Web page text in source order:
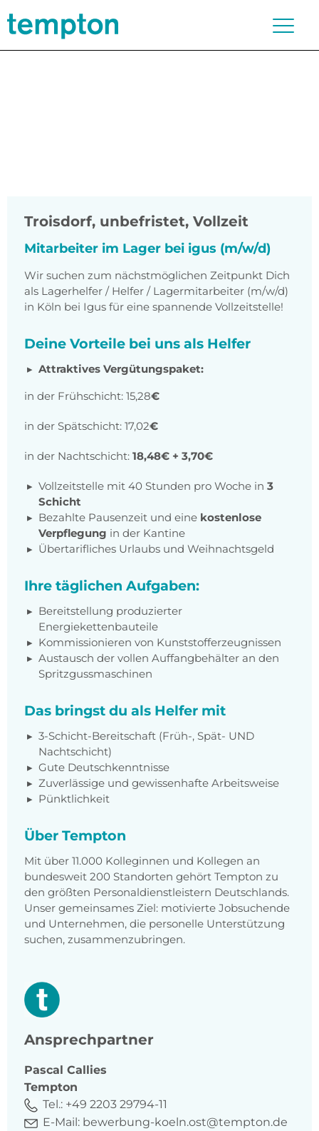
Troisdorf, unbefristet, Vollzeit
Mitarbeiter im Lager bei igus (m/w/d)
Wir suchen zum nächstmöglichen Zeitpunkt Dich
als Lagerhelfer / Helfer / Lagermitarbeiter (m/w/d)
in Köln bei Igus für eine spannende Vollzeitstelle!
Deine Vorteile bei uns als Helfer
Attraktives Vergütungspaket:
in der Frühschicht: 15,28€
in der Spätschicht: 17,02€
in der Nachtschicht: 18,48€ + 3,70€
Vollzeitstelle mit 40 Stunden pro Woche in 3
Schicht
Bezahlte Pausenzeit und eine kostenlose
Verpflegung in der Kantine
Übertarifliches Urlaubs und Weihnachtsgeld
Ihre täglichen Aufgaben:
Bereitstellung produzierter
Energiekettenbauteile
Kommissionieren von Kunststofferzeugnissen
Austausch der vollen Auffangbehälter an den
Spritzgussmaschinen
Das bringst du als Helfer mit
3-Schicht-Bereitschaft (Früh-, Spät- UND
Nachtschicht)
Gute Deutschkenntnisse
Zuverlässige und gewissenhafte Arbeitsweise
Pünktlichkeit
Über Tempton
Mit über 11.000 Kolleginnen und Kollegen an
bundesweit 200 Standorten gehört Tempton zu
den größten Personaldienstleistern Deutschlands.
Unser gemeinsames Ziel: motivierte Jobsuchende
und Unternehmen, die personelle Unterstützung
suchen, zusammenzubringen.
Ansprechpartner
Pascal Callies
Tempton
Tel.: +49 2203 29794-11
E-Mail: bewerbung-koeln.ost@tempton.de